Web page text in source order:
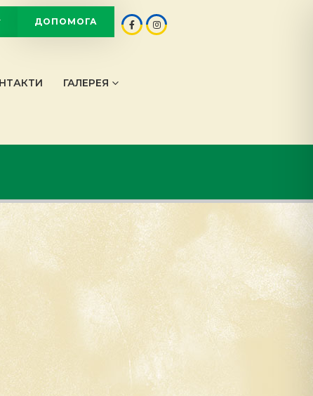
ДОПОМОГА
ГАЛЕРЕЯ